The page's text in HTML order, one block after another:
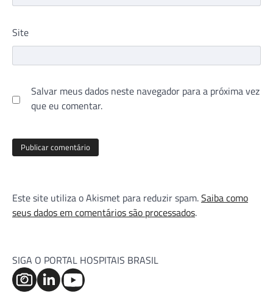
Site
Salvar meus dados neste navegador para a próxima vez
que eu comentar.
Este site utiliza o Akismet para reduzir spam.Saiba como
seus dados em comentários são processados.
SIGA O PORTAL HOSPITAIS BRASIL